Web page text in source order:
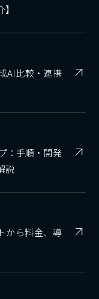
AI比較・連携
：手順・開発
説
から料金、導